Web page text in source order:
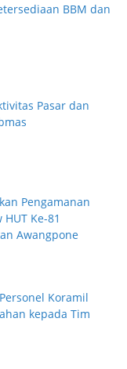
BBM dan
Pasar dan
Pengamanan
Ke-81
Awangpone
Koramil
kepada Tim